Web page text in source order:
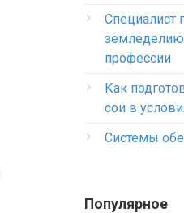
Специалист
профессии
Как
сои в
Системы
Популярное